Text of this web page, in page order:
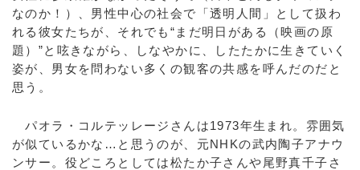
なのか！）、男性中心の社会で「透明人間」として扱わ
れる彼女たちが、それでも“まだ明日がある（映画の原
題）”と呟きながら、しなやかに、したたかに生きていく
姿が、男女を問わない多くの観客の共感を呼んだのだと
思う。
パオラ・コルテッレージさんは1973年生まれ。雰囲気
が似ているかな…と思うのが、元NHKの武内陶子アナウ
ンサー。役どころとしては松たか子さんや尾野真千子さ